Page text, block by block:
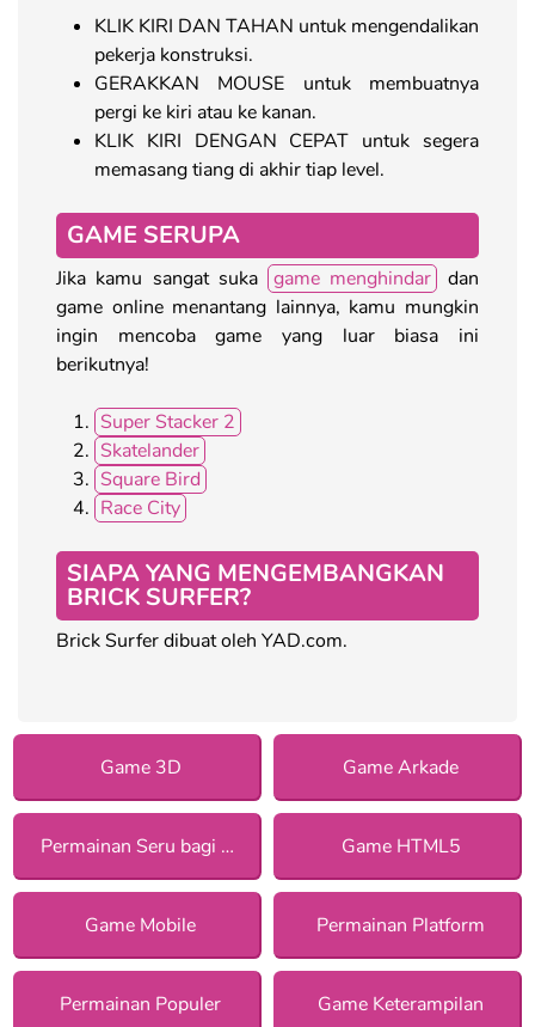
KLIK KIRI DAN TAHAN untuk mengendalikan
pekerja konstruksi.
GERAKKAN MOUSE untuk membuatnya
pergi ke kiri atau ke kanan.
KLIK KIRI DENGAN CEPAT untuk segera
memasang tiang di akhir tiap level.
GAME SERUPA
Jika kamu sangat suka game menghindar
dan
game online menantang lainnya, kamu mungkin
ingin mencoba game yang luar biasa ini
berikutnya!
Super Stacker 2
Skatelander
Square Bird
Race City
SIAPA YANG MENGEMBANGKAN
BRICK SURFER?
Brick Surfer dibuat oleh YAD.com.
Game 3D Game Arkade
Permainan Seru bagi Anak Perempuan Game HTML5
Game Mobile Permainan Platform
Permainan Populer Game Keterampilan